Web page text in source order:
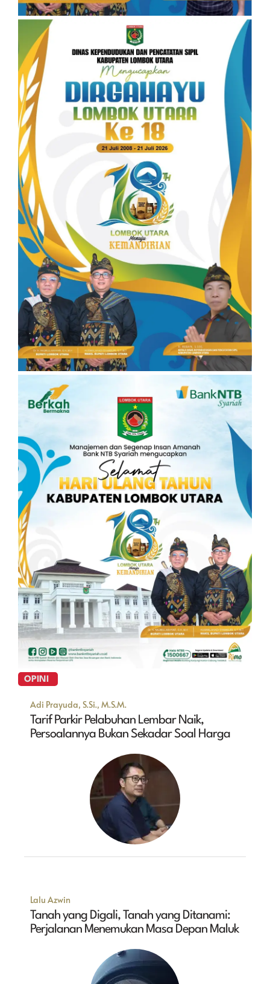
OPINI
Adi Prayuda, S.Si., M.S.M.
Tarif Parkir Pelabuhan Lembar Naik,
Persoalannya Bukan Sekadar Soal Harga
Lalu Azwin
Tanah yang Digali, Tanah yang Ditanami:
Perjalanan Menemukan Masa Depan Maluk